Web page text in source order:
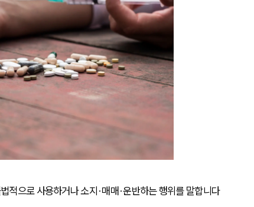
적으로 사용하거나 소지·매매·운반하는 행위를 말합니다